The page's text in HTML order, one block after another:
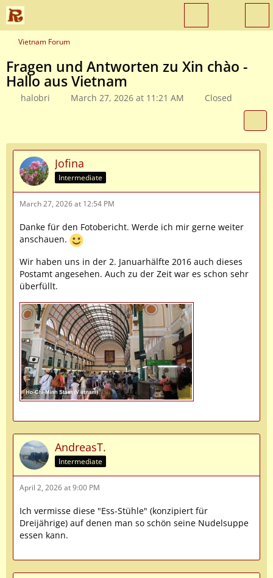
Vietnam Forum
Fragen und Antworten zu Xin chào -
Hallo aus Vietnam
halobri March 27, 2026 at 11:21 AM Closed
Jofina
Intermediate
March 27, 2026 at 12:54 PM
Danke für den Fotobericht. Werde ich mir gerne weiter
anschauen.
Wir haben uns in der 2. Januarhälfte 2016 auch dieses
Postamt angesehen. Auch zu der Zeit war es schon sehr
überfüllt.
AndreasT.
Intermediate
April 2, 2026 at 9:00 PM
Ich vermisse diese "Ess-Stühle" (konzipiert für
Dreijährige) auf denen man so schön seine Nudelsuppe
essen kann.